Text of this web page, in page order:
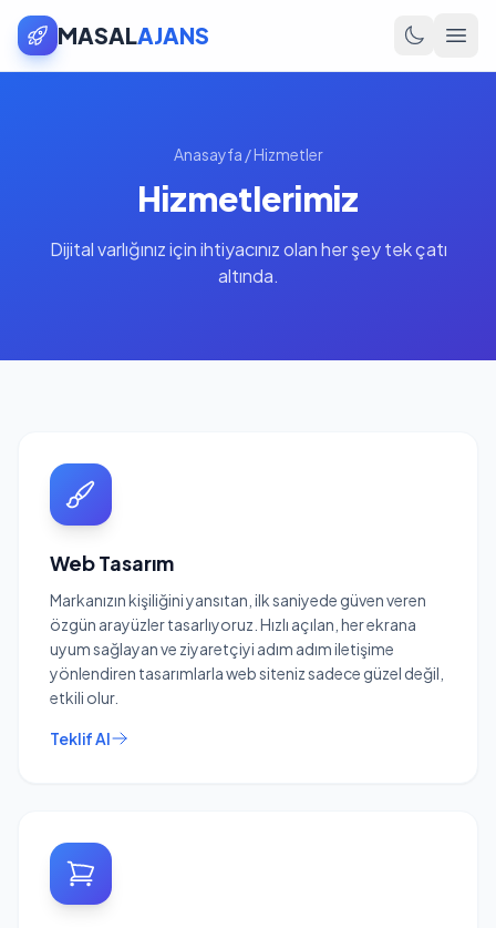
MASALAJANS
Anasayfa /Hizmetler
Hizmetlerimiz
Dijital varlığınız için ihtiyacınız olan her şey tek çatı
altında.
Web Tasarım
Markanızın kişiliğini yansıtan, ilk saniyede güven veren
özgün arayüzler tasarlıyoruz. Hızlı açılan, her ekrana
uyum sağlayan ve ziyaretçiyi adım adım iletişime
yönlendiren tasarımlarla web siteniz sadece güzel değil,
etkili olur.
Teklif Al